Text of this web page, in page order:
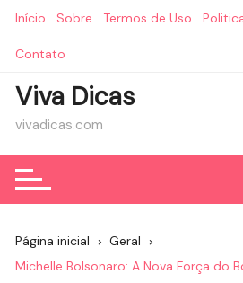
Início Sobre Termos de Uso
Contato
Viva Dicas
vivadicas.com
Página inicial
Geral
Michelle Bolsonaro: A Nova Força do